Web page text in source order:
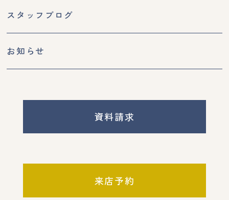
スタッフブログ
お知らせ
資料請求
来店予約